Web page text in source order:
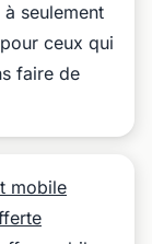
seulement
ceux qui
faire de
mobile